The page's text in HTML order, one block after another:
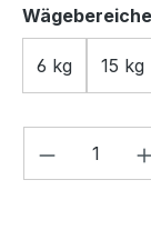
6 kg 15 kg
Produkt